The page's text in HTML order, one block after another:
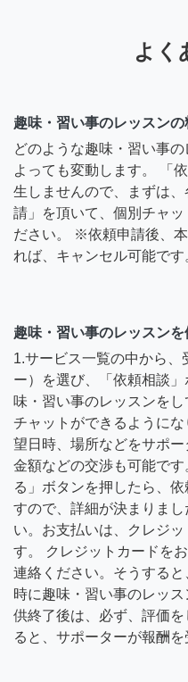
よく
趣味・習い事のレッスンの
どのような趣味・習い事
よっても変動します。 「
生しませんので、まずは
請」を頂いて、個別チャ
ださい。 ※依頼申請後、
れば、キャンセル可能です
趣味・習い事のレッスン
1.サービス一覧の中から、
ー）を選び、「依頼相談
味・習い事のレッスンを
チャットができるように
望日時、場所などをサポ
金額などの交渉も可能で
る」ボタンを押したら、
すので、詳細が決まりま
い。お支払いは、クレジ
す。 クレジットカードを
連絡ください。そうする
時に趣味・習い事のレッ
供終了後は、必ず、評価
ると、サポーターが報酬を